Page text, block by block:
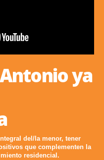
ya
del/la menor, tener
que complementen la
residencial.